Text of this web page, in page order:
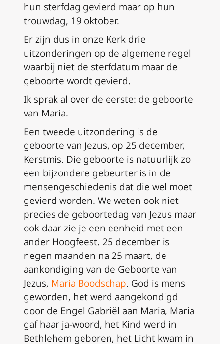
hun sterfdag gevierd maar op hun
trouwdag, 19 oktober.
Er zijn dus in onze Kerk drie
uitzonderingen op de algemene regel
waarbij niet de sterfdatum maar de
geboorte wordt gevierd.
Ik sprak al over de eerste: de geboorte
van Maria.
Een tweede uitzondering is de
geboorte van Jezus, op 25 december,
Kerstmis. Die geboorte is natuurlijk zo
een bijzondere gebeurtenis in de
mensengeschiedenis dat die wel moet
gevierd worden. We weten ook niet
precies de geboortedag van Jezus maar
ook daar zie je een eenheid met een
ander Hoogfeest. 25 december is
negen maanden na 25 maart, de
aankondiging van de Geboorte van
Jezus, Maria Boodschap. God is mens
geworden, het werd aangekondigd
door de Engel Gabriël aan Maria, Maria
gaf haar ja-woord, het Kind werd in
Bethlehem geboren, het Licht kwam in